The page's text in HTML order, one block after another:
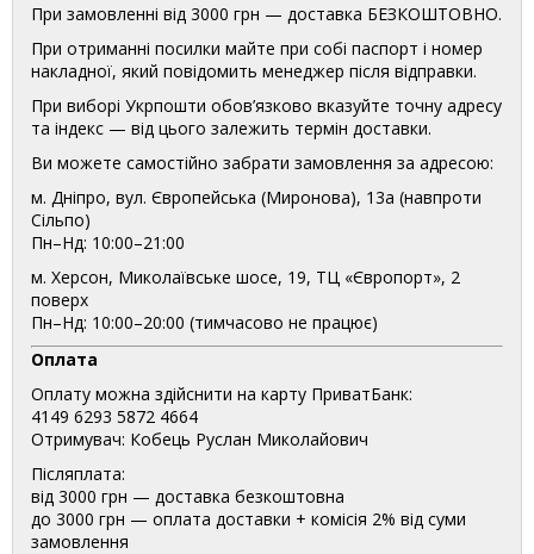
При замовленні від 3000 грн — доставка БЕЗКОШТОВНО.
При отриманні посилки майте при собі паспорт і номер
накладної, який повідомить менеджер після відправки.
При виборі Укрпошти обов’язково вказуйте точну адресу
та індекс — від цього залежить термін доставки.
Ви можете самостійно забрати замовлення за адресою:
м. Дніпро, вул. Європейська (Миронова), 13а (навпроти
Сільпо)
Пн–Нд: 10:00–21:00
м. Херсон, Миколаївське шосе, 19, ТЦ «Європорт», 2
поверх
Пн–Нд: 10:00–20:00 (тимчасово не працює)
Оплата
Оплату можна здійснити на карту ПриватБанк:
4149 6293 5872 4664
Отримувач: Кобець Руслан Миколайович
Післяплата:
від 3000 грн — доставка безкоштовна
до 3000 грн — оплата доставки + комісія 2% від суми
замовлення